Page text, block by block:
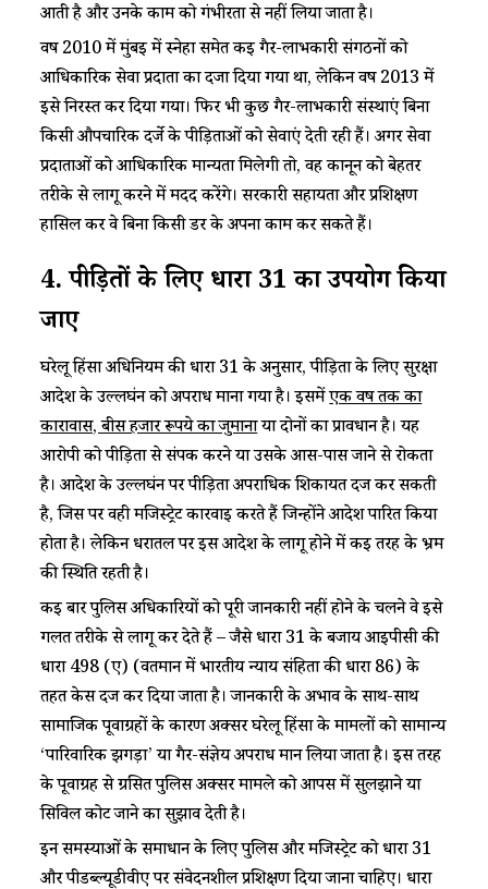
आती है और उनके काम को गंभीरता से नहीं लिया जाता है।
वर्ष 2010 में मुंबई में स्नेहा समेत कई गैर-लाभकारी संगठनों को
आधिकारिक सेवा प्रदाता का दर्जा दिया गया था, लेकिन वर्ष 2013 में
इसे निरस्त कर दिया गया। फिर भी कुछ गैर-लाभकारी संस्थाएं बिना
किसी औपचारिक दर्जे के पीड़िताओं को सेवाएं देती रही हैं। अगर सेवा
प्रदाताओं को आधिकारिक मान्यता मिलेगी तो, वह कानून को बेहतर
तरीके से लागू करने में मदद करेंगे। सरकारी सहायता और प्रशिक्षण
हासिल कर वे बिना किसी डर के अपना काम कर सकते हैं।
4. पीड़ितों के लिए धारा 31 का उपयोग किया
जाए
घरेलू हिंसा अधिनियम की धारा 31 के अनुसार, पीड़िता के लिए सुरक्षा
आदेश के उल्लघंन को अपराध माना गया है। इसमेंएक वर्ष तक का
कारावास, बीस हजार रूपये का जुर्मानाया दोनों का प्रावधान है। यह
आरोपी को पीड़िता से संपर्क करने या उसके आस-पास जाने से रोकता
है। आदेश के उल्लघंन पर पीड़िता अपराधिक शिकायत दर्ज कर सकती
है, जिस पर वही मजिस्ट्रेट कारवाई करते हैं जिन्होंने आदेश पारित किया
होता है। लेकिन धरातल पर इस आदेश के लागू होने में कई तरह के भ्रम
की स्थिति रहती है।
कई बार पुलिस अधिकारियों को पूरी जानकारी नहीं होने के चलने वे इसे
गलत तरीके से लागू कर देते हैं – जैसे धारा 31 के बजाय आईपीसी की
धारा 498 (ए) (वर्तमान में भारतीय न्याय संहिता की धारा 86) के
तहत केस दर्ज कर दिया जाता है। जानकारी के अभाव के साथ-साथ
सामाजिक पूर्वाग्रहों के कारण अक्सर घरेलू हिंसा के मामलों को सामान्य
‘पारिवारिक झगड़ा’ या गैर-संज्ञेय अपराध मान लिया जाता है। इस तरह
के पूर्वाग्रह से ग्रसित पुलिस अक्सर मामले को आपस में सुलझाने या
सिविल कोर्ट जाने का सुझाव देती है।
इन समस्याओं के समाधान के लिए पुलिस और मजिस्ट्रेट को धारा 31
और पीडब्ल्यूडीवीए पर संवेदनशील प्रशिक्षण दिया जाना चाहिए। धारा